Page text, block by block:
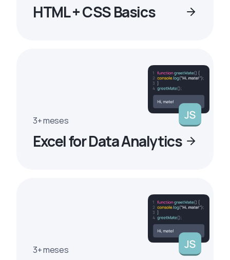
HTML + CSS Basics
3+ meses
Excel for Data Analytics
3+ meses